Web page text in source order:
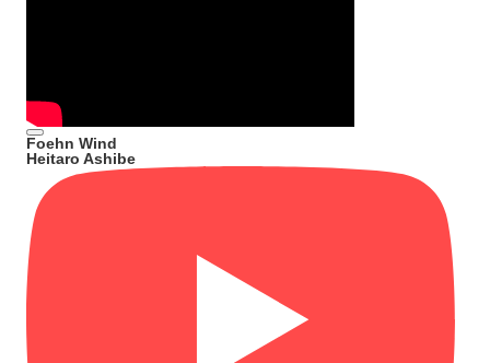
Foehn Wind
Heitaro Ashibe